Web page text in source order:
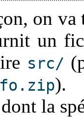
on
un
src/
).
dont la